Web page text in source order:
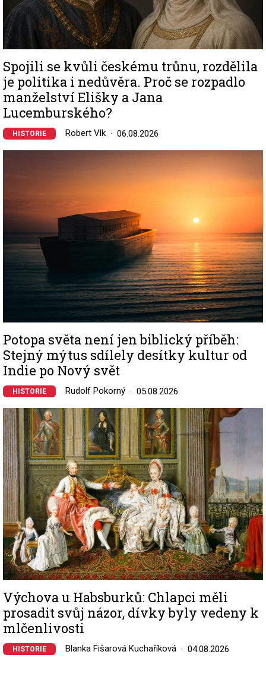
Spojili se kvůli českému trůnu, rozdělila
je politika i nedůvěra. Proč se rozpadlo
manželství Elišky a Jana
Lucemburského?
HISTORIE Robert Vlk 06.08.2026
Potopa světa není jen biblický příběh:
Stejný mýtus sdílely desítky kultur od
Indie po Nový svět
HISTORIE Rudolf Pokorný 05.08.2026
Image
Výchova u Habsburků: Chlapci měli
prosadit svůj názor, dívky byly vedeny k
mlčenlivosti
HISTORIE Blanka Fišarová Kuchaříková 04.08.2026